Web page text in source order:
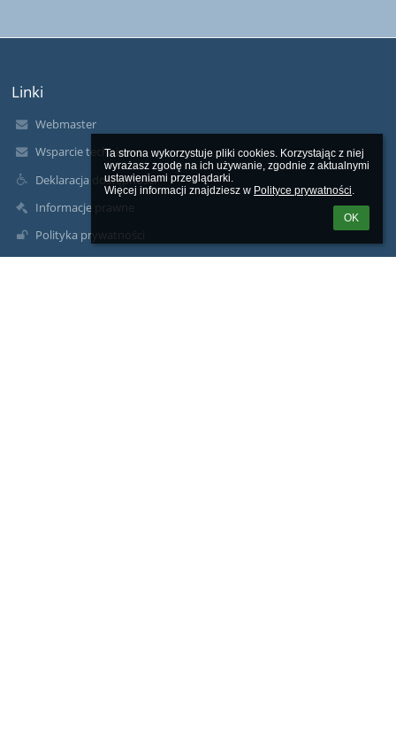
Ta strona wykorzystuje pliki cookies. Korzystając z niej
wyrażasz zgodę na ich używanie, zgodnie z aktualnymi
ustawieniami przeglądarki.
Więcej informacji znajdziesz w Polityce prywatności.
OK
Linki
Webmaster
Wsparcie techniczne
Deklaracja dostępności
Informacje prawne
Polityka prywatności